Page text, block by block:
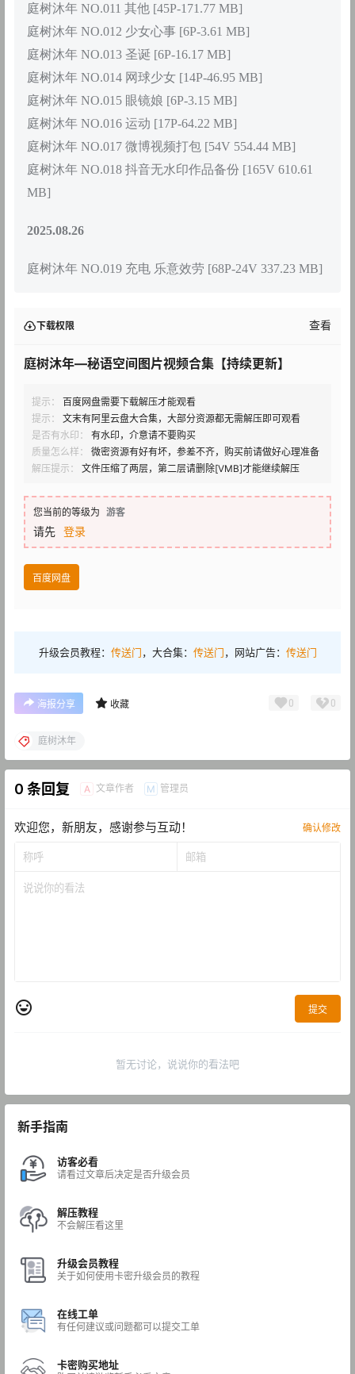
庭树沐年 NO.011 其他 [45P-171.77 MB]
庭树沐年 NO.012 少女心事 [6P-3.61 MB]
庭树沐年 NO.013 圣诞 [6P-16.17 MB]
庭树沐年 NO.014 网球少女 [14P-46.95 MB]
庭树沐年 NO.015 眼镜娘 [6P-3.15 MB]
庭树沐年 NO.016 运动 [17P-64.22 MB]
庭树沐年 NO.017 微博视频打包 [54V 554.44 MB]
庭树沐年 NO.018 抖音无水印作品备份 [165V 610.61
MB]
2025.08.26
庭树沐年 NO.019 充电 乐意效劳 [68P-24V 337.23 MB]
下载权限 查看
庭树沐年—秘语空间图片视频合集【持续更新】
提示：
百度网盘需要下载解压才能观看
提示：
文末有阿里云盘大合集，大部分资源都无需解压即可观看
是否有水印：
有水印，介意请不要购买
质量怎么样：
微密资源有好有坏，参差不齐，购买前请做好心理准备
解压提示：
文件压缩了两层，第二层请删除[VMB]才能继续解压
您当前的等级为 游客
请先 登录
百度网盘
升级会员教程： 传送门，大合集： 传送门，网站广告： 传送门
海报分享 收藏 0 0
庭树沐年
0 条回复 A 文章作者 M 管理员
欢迎您，新朋友，感谢参与互动！ 确认修改
提交
暂无讨论，说说你的看法吧
新手指南
访客必看
请看过文章后决定是否升级会员
解压教程
不会解压看这里
升级会员教程
关于如何使用卡密升级会员的教程
在线工单
有任何建议或问题都可以提交工单
卡密购买地址